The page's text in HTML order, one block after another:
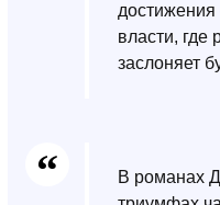
власти, где
заслоняет
В романах